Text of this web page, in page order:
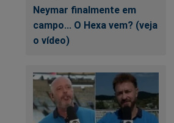
Neymar finalmente em
campo... O Hexa vem? (veja
o vídeo)